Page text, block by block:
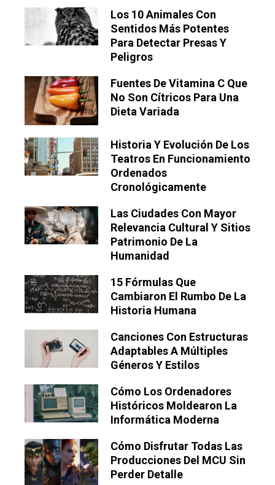
Los 10 Animales Con
Sentidos Más Potentes
Para Detectar Presas Y
Peligros
Fuentes De Vitamina C Que
No Son Cítricos Para Una
Dieta Variada
Historia Y Evolución De Los
Teatros En Funcionamiento
Ordenados
Cronológicamente
Las Ciudades Con Mayor
Relevancia Cultural Y Sitios
Patrimonio De La
Humanidad
15 Fórmulas Que
Cambiaron El Rumbo De La
Historia Humana
Canciones Con Estructuras
Adaptables A Múltiples
Géneros Y Estilos
Cómo Los Ordenadores
Históricos Moldearon La
Informática Moderna
Cómo Disfrutar Todas Las
Producciones Del MCU Sin
Perder Detalle